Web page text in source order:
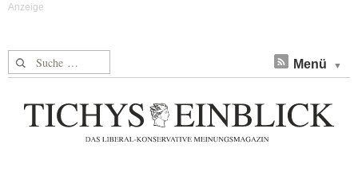
Suche nach: Menü